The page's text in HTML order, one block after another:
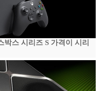
스 시리즈 S 가격이 시리